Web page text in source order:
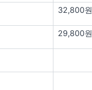
32,800원
29,800원